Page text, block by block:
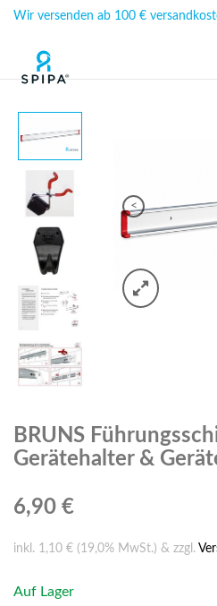
Wir versenden ab 100 €
<
BRUNS
Gerätehalter &
6,90 €
inkl. 1,10 € (19,0% MwSt.) & zzgl.
Auf Lager